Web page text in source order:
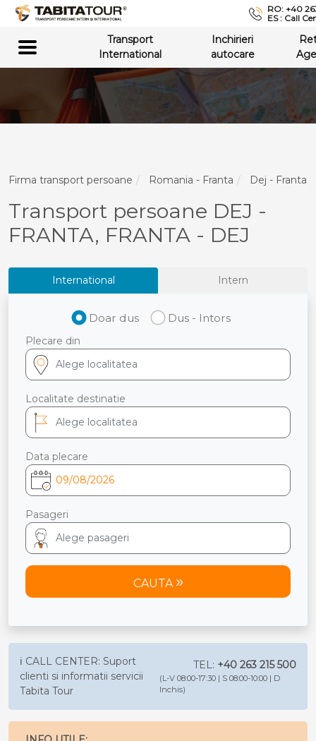
RO: +40
ES : Call
Transport
International
Inchirieri
autocare
Firma transport persoane Romania - Franta Dej - Franta
Transport persoane DEJ -
FRANTA, FRANTA - DEJ
International Intern
Doar dus Dus - Intors
Plecare din
Localitate destinatie
Data plecare
Pasageri
CAUTA
ℹ️ CALL CENTER: Suport
clienti si informatii servicii
Tabita Tour
TEL: +40 263 215 500
(L-V 08:00-17:30 | S 08:00-10:00 | D
Inchis)